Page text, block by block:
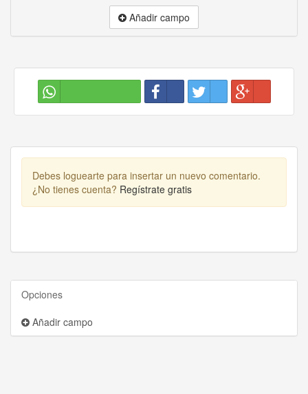
Añadir campo
Debes loguearte para insertar un nuevo comentario.
¿No tienes cuenta? Regístrate gratis
Opciones
Añadir campo